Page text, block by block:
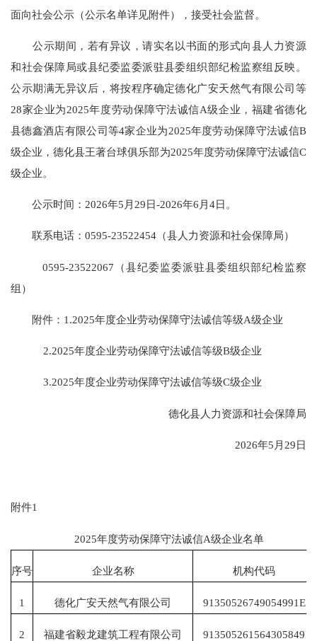
面向社会公示（公示名单详见附件），接受社会监督。
公示期间，若有异议，请实名以书面的形式向县人力资源
和社会保障局或县纪委监委派驻县委组织部纪检监察组反映。
公示期满无异议后，将按程序确定德化广安天然气有限公司等
28家企业为2025年度劳动保障守法诚信A级企业，福建省德化
县德鑫酒店有限公司等4家企业为2025年度劳动保障守法诚信B
级企业，德化县王著台球俱乐部为2025年度劳动保障守法诚信C
级企业。
公示时间：2026年5月29日-2026年6月4日。
联系电话：0595-23522454（县人力资源和社会保障局）
0595-23522067（县纪委监委派驻县委组织部纪检监察
组）
附件：1.2025年度企业劳动保障守法诚信等级A级企业
2.2025年度企业劳动保障守法诚信等级B级企业
3.2025年度企业劳动保障守法诚信等级C级企业
德化县人力资源和社会保障局
2026年5月29日
附件1
2025年度劳动保障守法诚信A级企业名单
序号 企业名称 机构代码
1 德化广安天然气有限公司 91350526749054991E
2 福建省毅龙建筑工程有限公司 913505261564305849